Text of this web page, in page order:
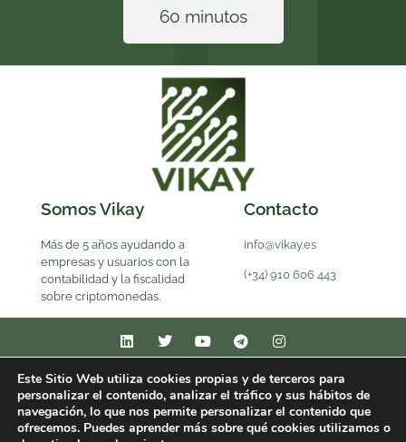
60 minutos
Somos Vikay
Más de 5 años ayudando a
empresas y usuarios con la
contabilidad y la fiscalidad
sobre criptomonedas.
Contacto
info@vikay.es
(+34) 910 606 443
Artículos Aviso Legal Contacto Equipo
Política de Contratación Política de Cookies
Este Sitio Web utiliza cookies propias y de terceros para
personalizar el contenido, analizar el tráfico y sus hábitos de
navegación, lo que nos permite personalizar el contenido que
ofrecemos. Puedes aprender más sobre qué cookies utilizamos o